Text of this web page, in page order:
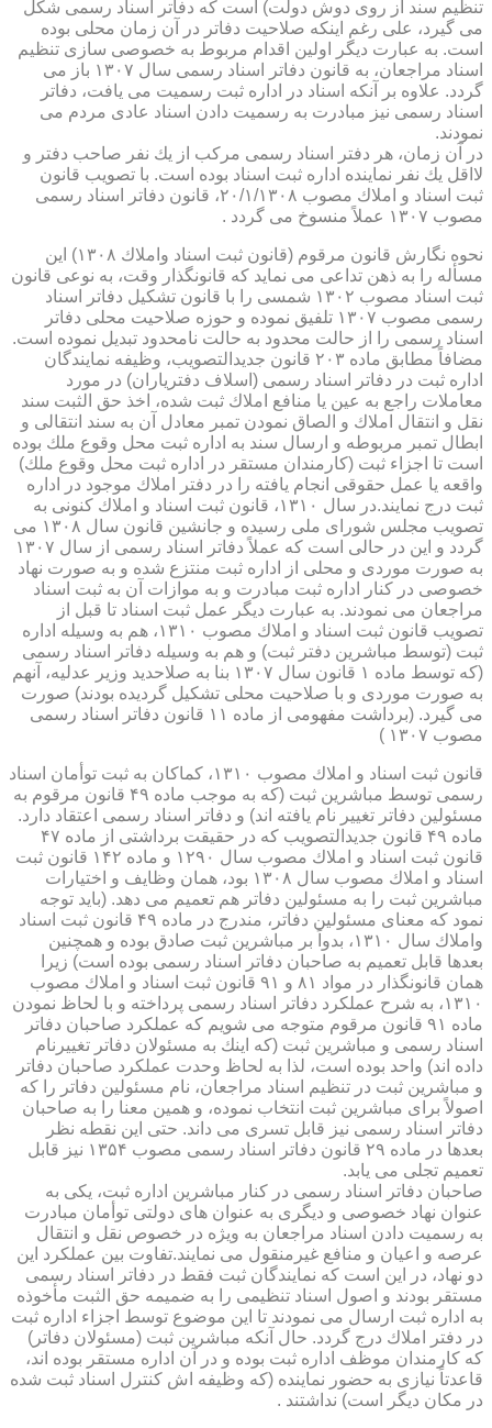
تنظیم سند از روی دوش دولت) است كه دفاتر اسناد رسمی شكل
می گیرد، علی رغم اینكه صلاحیت دفاتر در آن زمان محلی بوده
است. به عبارت دیگر اولین اقدام مربوط به خصوصی سازی تنظیم
اسناد مراجعان، به قانون دفاتر اسناد رسمی سال ۱۳۰۷ باز می
گردد. علاوه بر آنكه اسناد در اداره ثبت رسمیت می یافت، دفاتر
اسناد رسمی نیز مبادرت به رسمیت دادن اسناد عادی مردم می
نمودند.
در آن زمان، هر دفتر اسناد رسمی مركب از یك نفر صاحب دفتر و
لااقل یك نفر نماینده اداره ثبت اسناد بوده است. با تصویب قانون
ثبت اسناد و املاك مصوب ۲۰/۱/۱۳۰۸، قانون دفاتر اسناد رسمی
مصوب ۱۳۰۷ عملاً منسوخ می گردد .
نحوه نگارش قانون مرقوم (قانون ثبت اسناد واملاك ۱۳۰۸) این
مسأله را به ذهن تداعی می نماید كه قانونگذار وقت، به نوعی قانون
ثبت اسناد مصوب ۱۳۰۲ شمسی را با قانون تشكیل دفاتر اسناد
رسمی مصوب ۱۳۰۷ تلفیق نموده و حوزه صلاحیت محلی دفاتر
اسناد رسمی را از حالت محدود به حالت نامحدود تبدیل نموده است.
مضافاً مطابق ماده ۲۰۳ قانون جدیدالتصویب، وظیفه نمایندگان
اداره ثبت در دفاتر اسناد رسمی (اسلاف دفتریاران) در مورد
معاملات راجع به عین یا منافع املاك ثبت شده، اخذ حق الثبت سند
نقل و انتقال املاك و الصاق نمودن تمبر معادل آن به سند انتقالی و
ابطال تمبر مربوطه و ارسال سند به اداره ثبت محل وقوع ملك بوده
است تا اجزاء ثبت (كارمندان مستقر در اداره ثبت محل وقوع ملك)
واقعه یا عمل حقوقی انجام یافته را در دفتر املاك موجود در اداره
ثبت درج نمایند.در سال ۱۳۱۰، قانون ثبت اسناد و املاك كنونی به
تصویب مجلس شورای ملی رسیده و جانشین قانون سال ۱۳۰۸ می
گردد و این در حالی است كه عملاً دفاتر اسناد رسمی از سال ۱۳۰۷
به صورت موردی و محلی از اداره ثبت منتزع شده و به صورت نهاد
خصوصی در كنار اداره ثبت مبادرت و به موازات آن به ثبت اسناد
مراجعان می نمودند. به عبارت دیگر عمل ثبت اسناد تا قبل از
تصویب قانون ثبت اسناد و املاك مصوب ۱۳۱۰، هم به وسیله اداره
ثبت (توسط مباشرین دفتر ثبت) و هم به وسیله دفاتر اسناد رسمی
(كه توسط ماده ۱ قانون سال ۱۳۰۷ بنا به صلاحدید وزیر عدلیه، آنهم
به صورت موردی و با صلاحیت محلی تشكیل گردیده بودند) صورت
می گیرد. (برداشت مفهومی از ماده ۱۱ قانون دفاتر اسناد رسمی
مصوب ۱۳۰۷ )
قانون ثبت اسناد و املاك مصوب ۱۳۱۰، كماكان به ثبت توأمان اسناد
رسمی توسط مباشرین ثبت (كه به موجب ماده ۴۹ قانون مرقوم به
مسئولین دفاتر تغییر نام یافته اند) و دفاتر اسناد رسمی اعتقاد دارد.
ماده ۴۹ قانون جدیدالتصویب كه در حقیقت برداشتی از ماده ۴۷
قانون ثبت اسناد و املاك مصوب سال ۱۲۹۰ و ماده ۱۴۲ قانون ثبت
اسناد و املاك مصوب سال ۱۳۰۸ بود، همان وظایف و اختیارات
مباشرین ثبت را به مسئولین دفاتر هم تعمیم می دهد. (باید توجه
نمود كه معنای مسئولین دفاتر، مندرج در ماده ۴۹ قانون ثبت اسناد
واملاك سال ۱۳۱۰، بدواً بر مباشرین ثبت صادق بوده و همچنین
بعدها قابل تعمیم به صاحبان دفاتر اسناد رسمی بوده است) زیرا
همان قانونگذار در مواد ۸۱ و ۹۱ قانون ثبت اسناد و املاك مصوب
۱۳۱۰، به شرح عملكرد دفاتر اسناد رسمی پرداخته و با لحاظ نمودن
ماده ۹۱ قانون مرقوم متوجه می شویم كه عملكرد صاحبان دفاتر
اسناد رسمی و مباشرین ثبت (كه اینك به مسئولان دفاتر تغییرنام
داده اند) واحد بوده است، لذا به لحاظ وحدت عملكرد صاحبان دفاتر
و مباشرین ثبت در تنظیم اسناد مراجعان، نام مسئولین دفاتر را كه
اصولاً برای مباشرین ثبت انتخاب نموده، و همین معنا را به صاحبان
دفاتر اسناد رسمی نیز قابل تسری می داند. حتی این نقطه نظر
بعدها در ماده ۲۹ قانون دفاتر اسناد رسمی مصوب ۱۳۵۴ نیز قابل
تعمیم تجلی می یابد.
صاحبان دفاتر اسناد رسمی در كنار مباشرین اداره ثبت، یكی به
عنوان نهاد خصوصی و دیگری به عنوان های دولتی توأمان مبادرت
به رسمیت دادن اسناد مراجعان به ویژه در خصوص نقل و انتقال
عرصه و اعیان و منافع غیرمنقول می نمایند.تفاوت بین عملكرد این
دو نهاد، در این است كه نمایندگان ثبت فقط در دفاتر اسناد رسمی
مستقر بودند و اصول اسناد تنظیمی را به ضمیمه حق الثبت مأخوذه
به اداره ثبت ارسال می نمودند تا این موضوع توسط اجزاء اداره ثبت
در دفتر املاك درج گردد. حال آنكه مباشرین ثبت (مسئولان دفاتر)
كه كارمندان موظف اداره ثبت بوده و در آن اداره مستقر بوده اند،
قاعدتاً نیازی به حضور نماینده (كه وظیفه اش كنترل اسناد ثبت شده
در مكان دیگر است) نداشتند .